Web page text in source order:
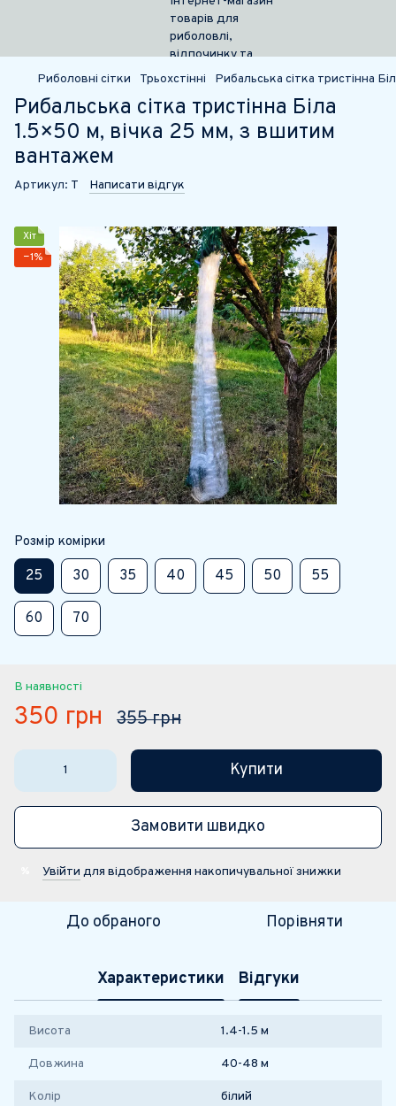
Риболовні сітки Трьохстінні Рибальська сітка тристінна
Рибальська сітка тристінна Біла
1.5×50 м, вічка 25 мм, з вшитим
вантажем
Артикул: Т Написати відгук
Хіт
−1%
Розмір комірки
25 30 35 40 45 50 55
60 70
В наявності
350 грн 355 грн
Купити
Замовити швидко
Увійти для відображення накопичувальної знижки
До обраного Порівняти
Характеристики Відгуки
Висота 1.4-1.5 м
Довжина 40-48 м
Колір білий